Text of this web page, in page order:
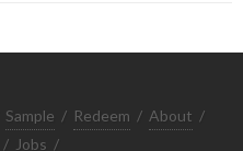
Sample / Redeem / About /
/ Jobs /